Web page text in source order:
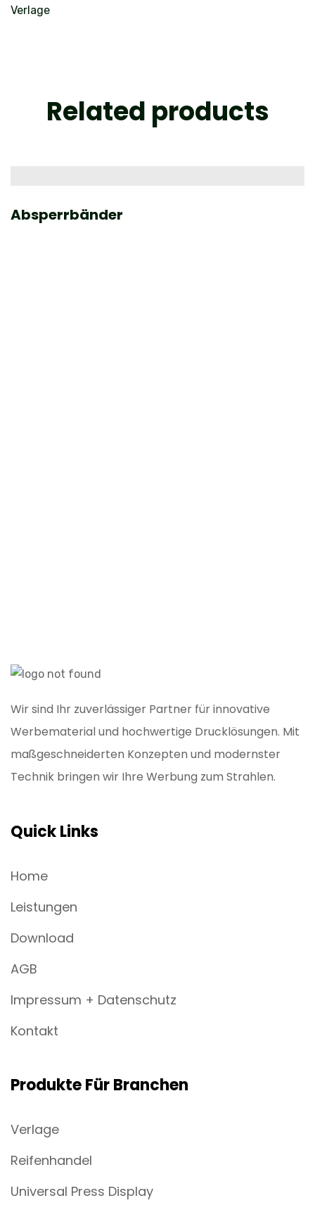
Verlage
Related products
Absperrbänder
Wir sind Ihr zuverlässiger Partner für innovative
Werbematerial und hochwertige Drucklösungen. Mit
maßgeschneiderten Konzepten und modernster
Technik bringen wir Ihre Werbung zum Strahlen.
Quick Links
Home
Leistungen
Download
AGB
Impressum + Datenschutz
Kontakt
Produkte Für Branchen
Verlage
Reifenhandel
Universal Press Display